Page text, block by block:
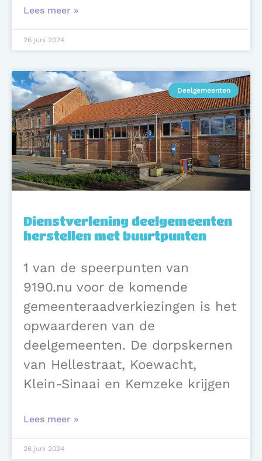
Lees meer »
26 juni 2024
Deelgemeenten
Dienstverlening deelgemeenten
herstellen met buurtpunten
1 van de speerpunten van
9190.nu voor de komende
gemeenteraadverkiezingen is het
opwaarderen van de
deelgemeenten. De dorpskernen
van Hellestraat, Koewacht,
Klein-Sinaai en Kemzeke krijgen
Lees meer »
26 juni 2024